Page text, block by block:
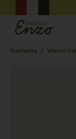
Startseite Weine